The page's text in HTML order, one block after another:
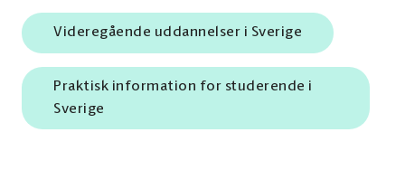
Videregående uddannelser i Sverige
Praktisk information for studerende i
Sverige